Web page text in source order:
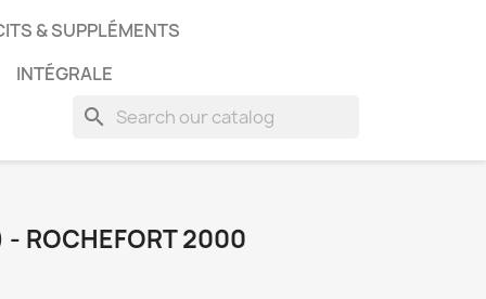
& SUPPLÉMENTS
INTÉGRALE
search
- ROCHEFORT 2000